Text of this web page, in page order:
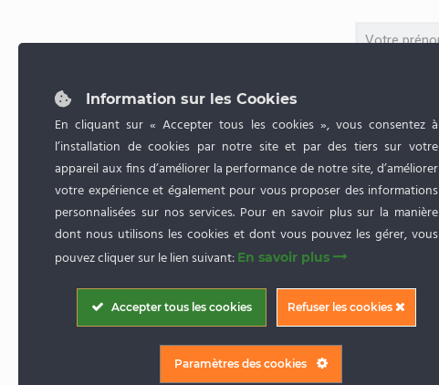
Information sur les Cookies
En cliquant sur « Accepter tous les cookies », vous consentez à
l’installation de cookies par notre site et par des tiers sur votre
appareil aux fins d’améliorer la performance de notre site, d’améliorer
votre expérience et également pour vous proposer des informations
personnalisées sur nos services. Pour en savoir plus sur la manière
dont nous utilisons les cookies et dont vous pouvez les gérer, vous
pouvez cliquer sur le lien suivant: En savoir plus
Accepter tous les cookies Refuser les cookies
Paramètres des cookies